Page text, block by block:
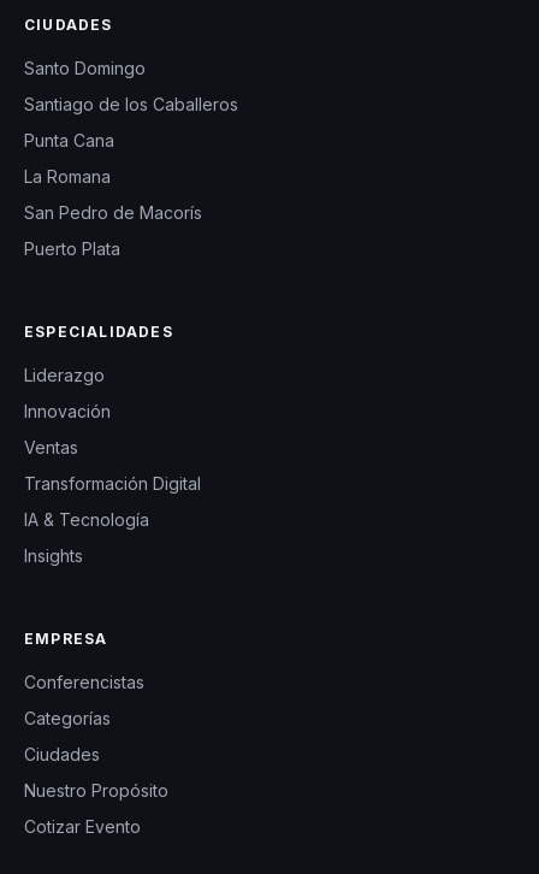
CIUDADES
Santo Domingo
Santiago de los Caballeros
Punta Cana
La Romana
San Pedro de Macorís
Puerto Plata
ESPECIALIDADES
Liderazgo
Innovación
Ventas
Transformación Digital
IA & Tecnología
Insights
EMPRESA
Conferencistas
Categorías
Ciudades
Nuestro Propósito
Cotizar Evento